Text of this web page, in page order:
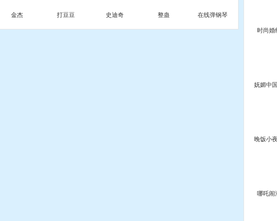
金杰 打豆豆 史迪奇 整蛊 在线弹钢琴
时尚婚
妩媚中
晚饭小
哪吒闹